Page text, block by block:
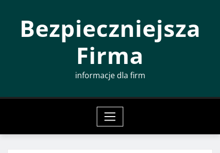
Bezpieczniejsza
Firma
informacje dla firm